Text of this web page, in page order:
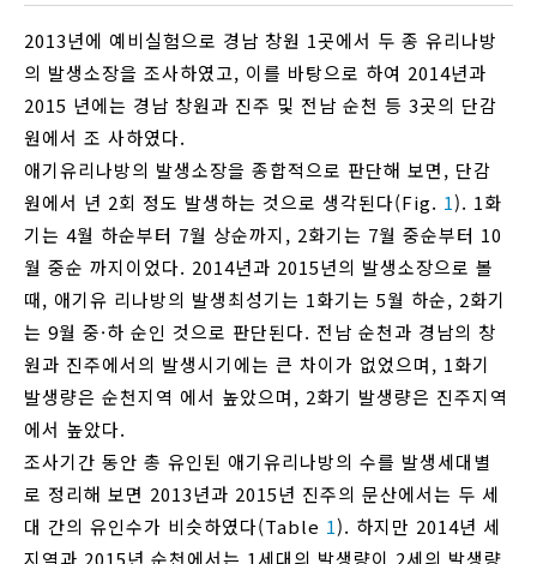
2013년에 예비실험으로 경남 창원 1곳에서 두 종 유리나방
의 발생소장을 조사하였고, 이를 바탕으로 하여 2014년과
2015 년에는 경남 창원과 진주 및 전남 순천 등 3곳의 단감
원에서 조 사하였다.
애기유리나방의 발생소장을 종합적으로 판단해 보면, 단감
원에서 년 2회 정도 발생하는 것으로 생각된다(Fig. 1). 1화
기는 4월 하순부터 7월 상순까지, 2화기는 7월 중순부터 10
월 중순 까지이었다. 2014년과 2015년의 발생소장으로 볼
때, 애기유 리나방의 발생최성기는 1화기는 5월 하순, 2화기
는 9월 중·하 순인 것으로 판단된다. 전남 순천과 경남의 창
원과 진주에서의 발생시기에는 큰 차이가 없었으며, 1화기
발생량은 순천지역 에서 높았으며, 2화기 발생량은 진주지역
에서 높았다.
조사기간 동안 총 유인된 애기유리나방의 수를 발생세대별
로 정리해 보면 2013년과 2015년 진주의 문산에서는 두 세
대 간의 유인수가 비슷하였다(Table 1). 하지만 2014년 세
지역과 2015년 순천에서는 1세대의 발생량이 2세의 발생량